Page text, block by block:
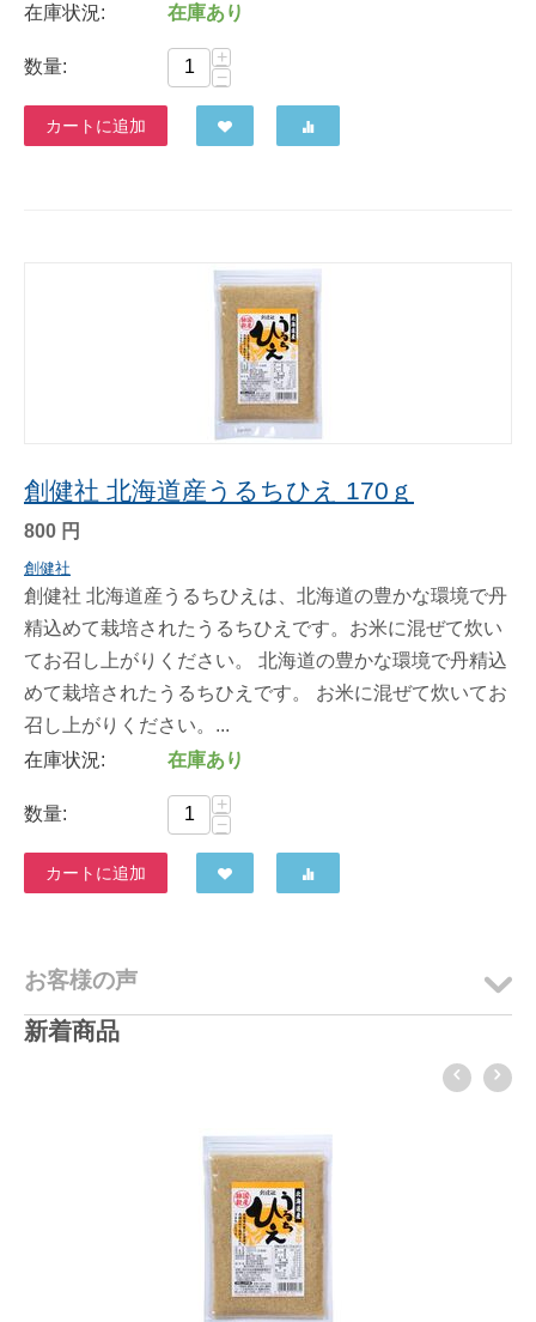
在庫状況:
在庫あり
数量:
+
−
カートに追加
創健社 北海道産うるちひえ 170ｇ
800 円
創健社
創健社 北海道産うるちひえは、北海道の豊かな環境で丹
精込めて栽培されたうるちひえです。お米に混ぜて炊い
てお召し上がりください。 北海道の豊かな環境で丹精込
めて栽培されたうるちひえです。 お米に混ぜて炊いてお
召し上がりください。...
在庫状況:
在庫あり
数量:
+
−
カートに追加
お客様の声
新着商品